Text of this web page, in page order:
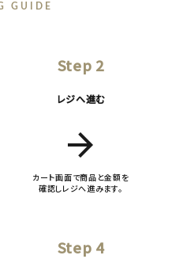
GUIDE
Step 2
レジへ進む
arrow_forward
カート画面で商品と金額を
確認しレジへ進みます。
Step 4